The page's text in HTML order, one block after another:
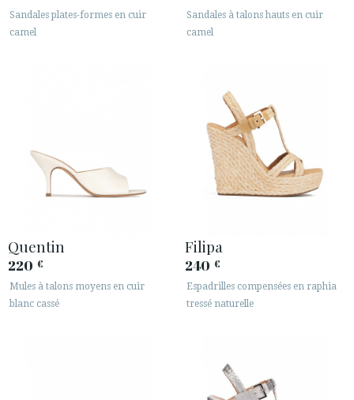
ACCÈS À MA COMMANDE
ENGLISH
PAYS: LIETUVA / LITHUANIA
· EXPÉDITIONS
· CHANGEMENTS ET REMBOURSEMENTS
· POLITIQUE DE CONFIDENTIALITÉ
· TERMES ET CONDITIONS
 
Sandales plates-formes en cuir
camel
Sandales à talons hauts en cuir
camel
Quentin
220 €
Mules à talons moyens en cuir
blanc cassé
Filipa
240 €
Espadrilles compensées en raphia
tressé naturelle